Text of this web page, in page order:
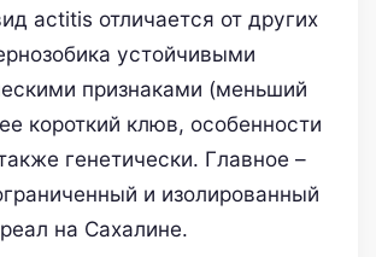
actitis отличается от других
устойчивыми
признаками (меньший
короткий клюв, особенности
генетически. Главное –
и изолированный
на Сахалине.